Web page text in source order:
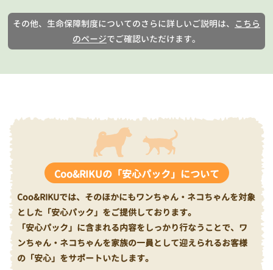
その他、生命保障制度についてのさらに詳しいご説明は、 こちら
のページでご確認いただけます。
Coo&RIKUの「安心パック」について
Coo&RIKUでは、そのほかにもワンちゃん・ネコちゃんを対象
とした「安心パック」をご提供しております。
「安心パック」に含まれる内容をしっかり行なうことで、ワ
ンちゃん・ネコちゃんを家族の一員として迎えられるお客様
の「安心」をサポートいたします。